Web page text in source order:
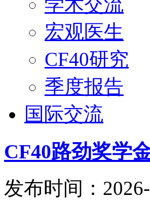
宏观医生
CF40研究
季度报告
国际交流
CF40路劲奖学
发布时间：